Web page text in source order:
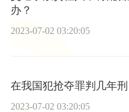
办？
2023-07-02 03:20:05
在我国犯抢夺罪判几年刑
2023-07-02 03:20:05